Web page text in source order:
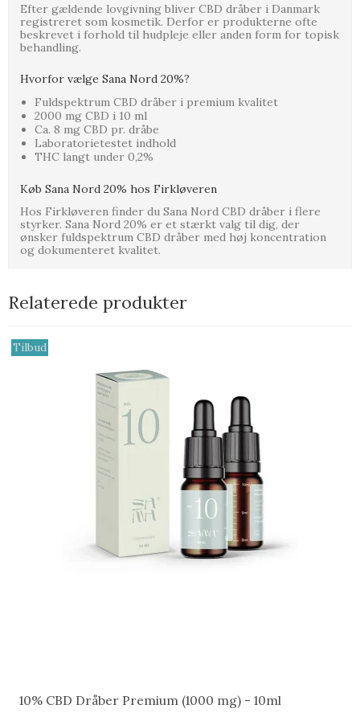
Efter gældende lovgivning bliver CBD dråber i Danmark
registreret som kosmetik. Derfor er produkterne ofte
beskrevet i forhold til hudpleje eller anden form for topisk
behandling.
Hvorfor vælge Sana Nord 20%?
Fuldspektrum CBD dråber i premium kvalitet
2000 mg CBD i 10 ml
Ca. 8 mg CBD pr. dråbe
Laboratorietestet indhold
THC langt under 0,2%
Køb Sana Nord 20% hos Firkløveren
Hos Firkløveren finder du Sana Nord CBD dråber i flere
styrker. Sana Nord 20% er et stærkt valg til dig, der
ønsker fuldspektrum CBD dråber med høj koncentration
og dokumenteret kvalitet.
Relaterede produkter
Tilbud
10% CBD Dråber Premium (1000 mg) - 10ml